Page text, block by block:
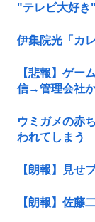
"テレビ大好き
伊集院光「カ
【悲報】ゲー
信→管理会社
ウミガメの赤
われてしまう
【朗報】見せ
【朗報】佐藤